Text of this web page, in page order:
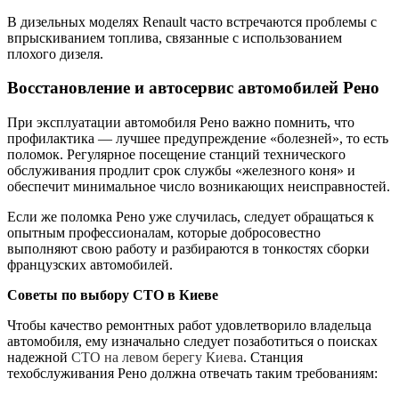
В дизельных моделях Renault часто встречаются проблемы с
впрыскиванием топлива, связанные с использованием
плохого дизеля.
Восстановление и автосервис автомобилей Рено
При эксплуатации автомобиля Рено важно помнить, что
профилактика — лучшее предупреждение «болезней», то есть
поломок. Регулярное посещение станций технического
обслуживания продлит срок службы «железного коня» и
обеспечит минимальное число возникающих неисправностей.
Если же поломка Рено уже случилась, следует обращаться к
опытным профессионалам, которые добросовестно
выполняют свою работу и разбираются в тонкостях сборки
французских автомобилей.
Советы по выбору СТО в Киеве
Чтобы качество ремонтных работ удовлетворило владельца
автомобиля, ему изначально следует позаботиться о поисках
надежной СТО на левом берегу Киева. Станция
техобслуживания Рено должна отвечать таким требованиям: